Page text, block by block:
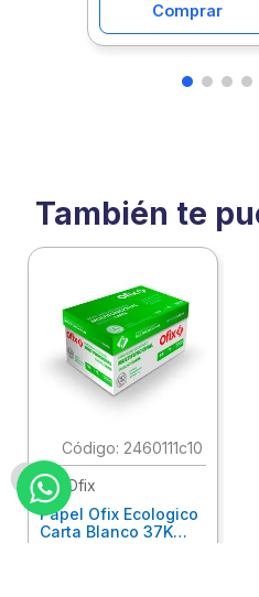
Comprar
También te
: 2460111c10
Ofix
Papel Ofix Ecologico
Carta Blanco 37K